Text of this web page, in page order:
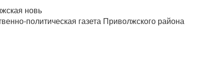
новь
политическая газета Приволжского района